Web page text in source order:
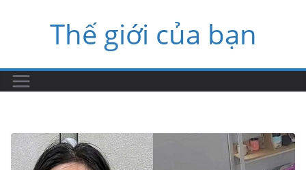
Thế giới của bạn